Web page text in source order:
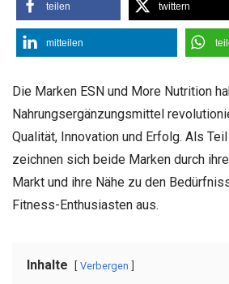
teilen twittern
mitteilen
Die Marken ESN und More Nutrition
Nahrungsergänzungsmittel
Qualität, Innovation und Erfolg. Als
zeichnen sich beide Marken durch
Markt und ihre Nähe zu den
Fitness-Enthusiasten aus.
Inhalte Verbergen